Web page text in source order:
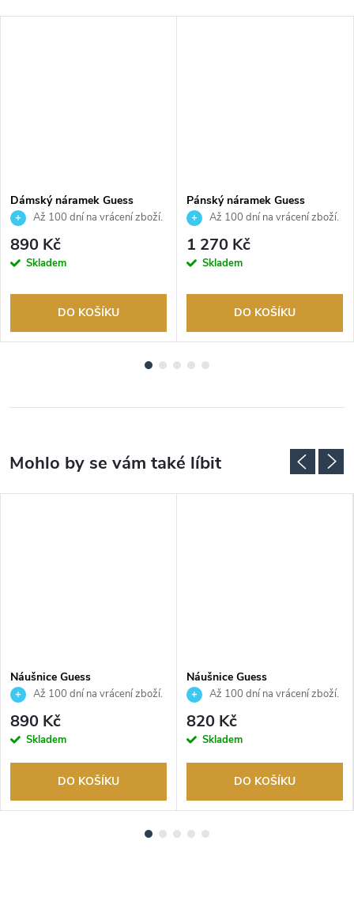
Dámský náramek Guess
JUBB04144JWYGS
Až 100 dní na vrácení zboží.
Autorizovaný prodejce.
890 Kč
Skladem
DO KOŠÍKU
Pánský náramek Guess
JUMB06034JWSTS
Až 100 dní na vrácení zboží.
Autorizovaný prodejce.
1 270 Kč
Skladem
DO KOŠÍKU
Náušnice Guess
JUBE03136JWYGT
Až 100 dní na vrácení zboží.
Autorizovaný prodejce.
890 Kč
Skladem
DO KOŠÍKU
Náušnice Guess
JUBE03237JWYGT
Až 100 dní na vrácení zboží.
Autorizovaný prodejce.
820 Kč
Skladem
DO KOŠÍKU